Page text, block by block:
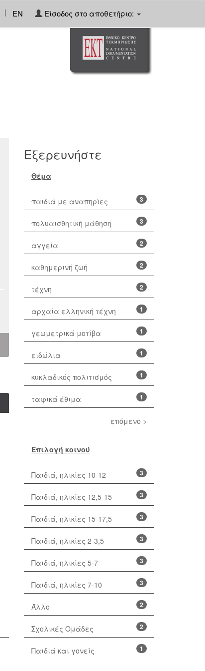
| EN Είσοδος στο αποθετήριο:
Εξερευνήστε
Θέμα
3
παιδιά με αναπηρίες
3
πολυαισθητική μάθηση
2
αγγεία
2
καθημερινή ζωή
2
τέχνη
1
αρχαία ελληνική τέχνη
1
γεωμετρικά μοτίβα
1
ειδώλια
1
κυκλαδικός πολιτισμός
1
ταφικά έθιμα
επόμενο >
Επιλογή κοινού
3
Παιδιά, ηλικίες 10-12
3
Παιδιά, ηλικίες 12,5-15
3
Παιδιά, ηλικίες 15-17,5
3
Παιδιά, ηλικίες 2-3,5
3
Παιδιά, ηλικίες 5-7
3
Παιδιά, ηλικίες 7-10
2
Άλλο
2
Σχολικές Ομάδες
1
Παιδιά και γονείς